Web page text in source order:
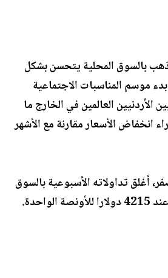
بالسوق المحلية يتحسن بشكل
موسم المناسبات الاجتماعية
الأردنيين العالمين في الخارج ما
انخفاض الأسعار مقارنة مع الأشهر
أغلق تداولاته الأسبوعية بالسوق